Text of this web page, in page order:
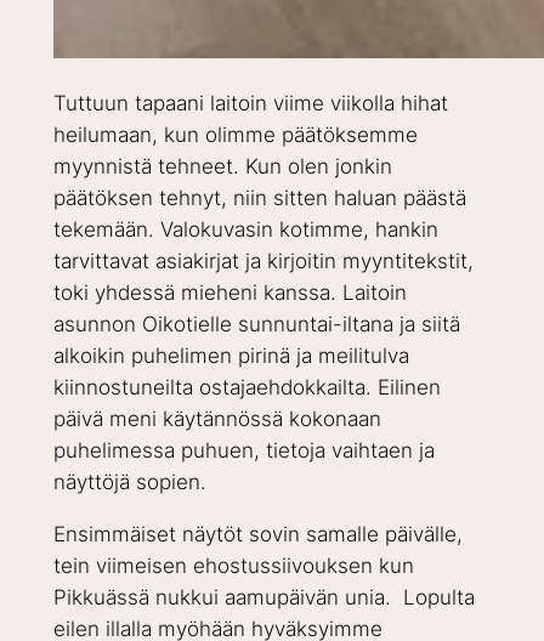
Tuttuun tapaani laitoin viime viikolla hihat
heilumaan, kun olimme päätöksemme
myynnistä tehneet. Kun olen jonkin
päätöksen tehnyt, niin sitten haluan päästä
tekemään. Valokuvasin kotimme, hankin
tarvittavat asiakirjat ja kirjoitin myyntitekstit,
toki yhdessä mieheni kanssa. Laitoin
asunnon Oikotielle sunnuntai-iltana ja siitä
alkoikin puhelimen pirinä ja meilitulva
kiinnostuneilta ostajaehdokkailta. Eilinen
päivä meni käytännössä kokonaan
puhelimessa puhuen, tietoja vaihtaen ja
näyttöjä sopien.
Ensimmäiset näytöt sovin samalle päivälle,
tein viimeisen ehostussiivouksen kun
Pikkuässä nukkui aamupäivän unia. Lopulta
eilen illalla myöhään hyväksyimme